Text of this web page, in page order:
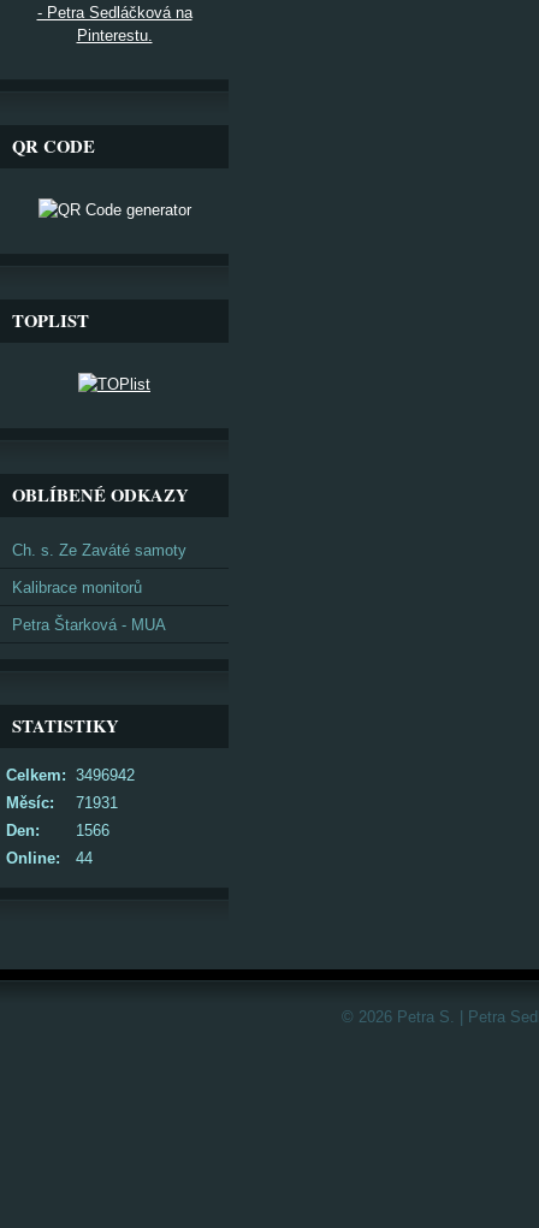
- Petra Sedláčková na
Pinterestu.
QR CODE
TOPLIST
OBLÍBENÉ ODKAZY
Ch. s. Ze Zaváté samoty
Kalibrace monitorů
Petra Štarková - MUA
STATISTIKY
Online: 44
Celkem: 3496942
Měsíc:
71931
Den:
1566
© 2026 Petra S. | Petra